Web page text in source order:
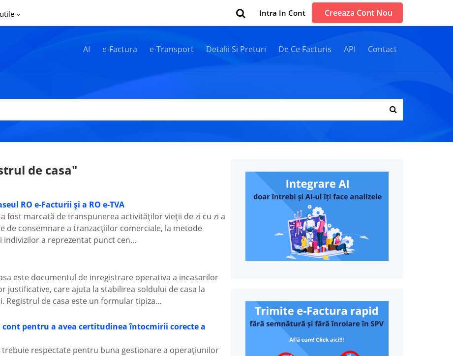
Intra In Cont Creeaza Cont Nou
AI e-Factura e-Transport Detalii Si Preturi De Ce Facturis API Contact
de casa"
RO e-Facturii și a RO e-TVA
fost marcată de transpunerea activităților vieții de zi cu zi a
de consemnare a tranzacțiilor comerciale, la metode
a reprezentat punct cen...
este documentul de inregistrare operativa a incasarilor
justificative, care ajuta la stabilirea soldului de casa la
de casa este un formular tipiza...
cont pentru a avea certitudinea întocmirii corecte a
respectate pentru buna gestionare a operațiunilor